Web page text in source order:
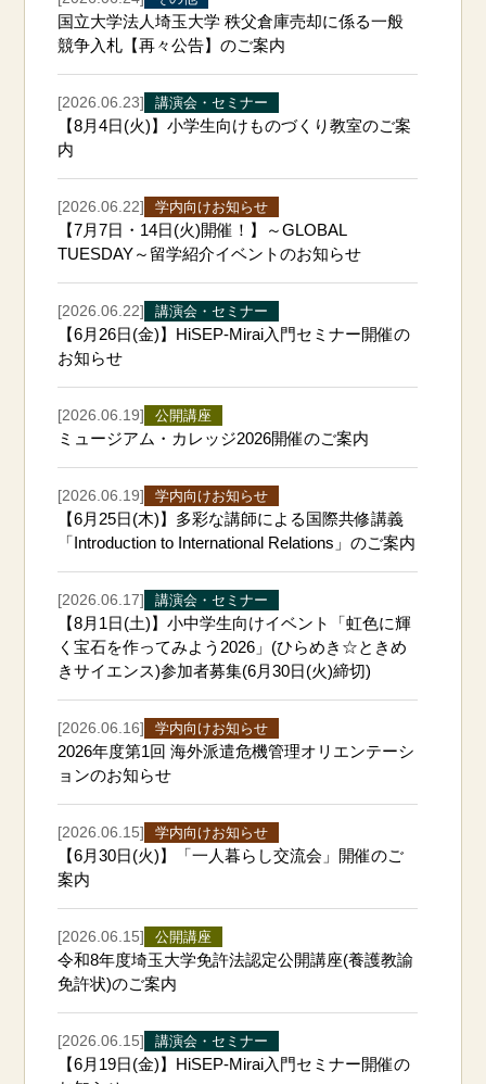
国立大学法人埼玉大学 秩父倉庫売却に係る一般
競争入札【再々公告】のご案内
[2026.06.23] 講演会・セミナー
【8月4日(火)】小学生向けものづくり教室のご案
内
[2026.06.22] 学内向けお知らせ
【7月7日・14日(火)開催！】～GLOBAL
TUESDAY～留学紹介イベントのお知らせ
[2026.06.22] 講演会・セミナー
【6月26日(金)】HiSEP-Mirai入門セミナー開催の
お知らせ
[2026.06.19] 公開講座
ミュージアム・カレッジ2026開催のご案内
[2026.06.19] 学内向けお知らせ
【6月25日(木)】多彩な講師による国際共修講義
「Introduction to International Relations」のご案内
[2026.06.17] 講演会・セミナー
【8月1日(土)】小中学生向けイベント「虹色に輝
く宝石を作ってみよう2026」(ひらめき☆ときめ
きサイエンス)参加者募集(6月30日(火)締切)
[2026.06.16] 学内向けお知らせ
2026年度第1回 海外派遣危機管理オリエンテーシ
ョンのお知らせ
[2026.06.15] 学内向けお知らせ
【6月30日(火)】「一人暮らし交流会」開催のご
案内
[2026.06.15] 公開講座
令和8年度埼⽟⼤学免許法認定公開講座(養護教諭
免許状)のご案内
[2026.06.15] 講演会・セミナー
【6月19日(金)】HiSEP-Mirai入門セミナー開催の